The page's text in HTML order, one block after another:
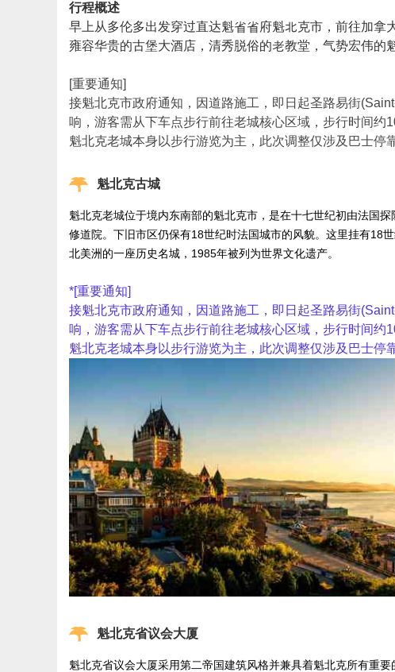
行程概述
早上从多伦多出发穿过直达魁省省府魁北克市，前往加拿
雍容华贵的古堡大酒店，清秀脱俗的老教堂，气势宏伟的
[重要通知]
接魁北克市政府通知，因道路施工，即日起圣路易街
响，游客需从下车点步行前往老城核心区域，步行时间约
魁北克老城本身以步行游览为主，此次调整仅涉及巴士停
魁北克古城
魁北克老城位于境内东南部的魁北克市，是在十七世纪初由法国
修道院。下旧市区仍保有18世纪时法国城市的风貌。这里挂有18
北美洲的一座历史名城，1985年被列为世界文化遗产。
*[重要通知]
接魁北克市政府通知，因道路施工，即日起圣路易街
响，游客需从下车点步行前往老城核心区域，步行时间约
魁北克老城本身以步行游览为主，此次调整仅涉及巴士停
魁北克省议会大厦
魁北克省议会大厦采用第二帝国建筑风格并兼具着魁北克所有重